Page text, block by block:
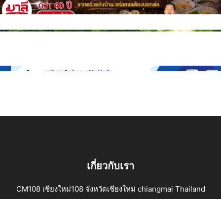
เกี่ยวกับเรา
CM108 เชียงใหม่108 จังหวัดเชียงใหม่ chiangmai Thailand